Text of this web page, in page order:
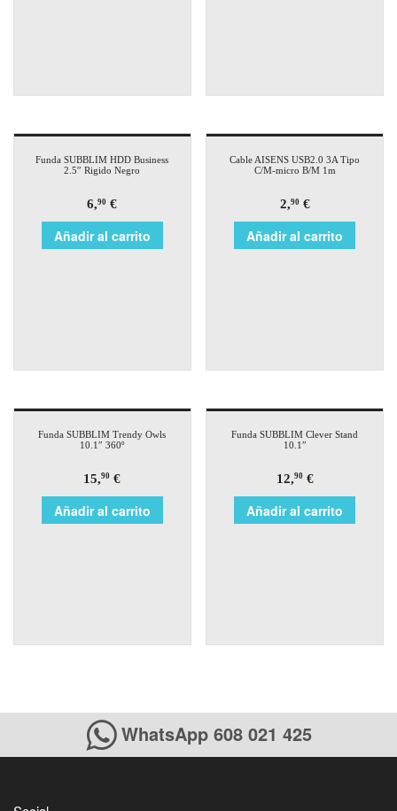
Funda SUBBLIM HDD Business
2.5″ Rigido Negro
6,90 €
Añadir al carrito
Cable AISENS USB2.0 3A Tipo
C/M-micro B/M 1m
2,90€
Añadir al carrito
Funda SUBBLIM Trendy Owls
10.1″ 360º
15,90 €
Añadir al carrito
Funda SUBBLIM Clever Stand
10.1″
12,90€
Añadir al carrito
WhatsApp 608 021 425